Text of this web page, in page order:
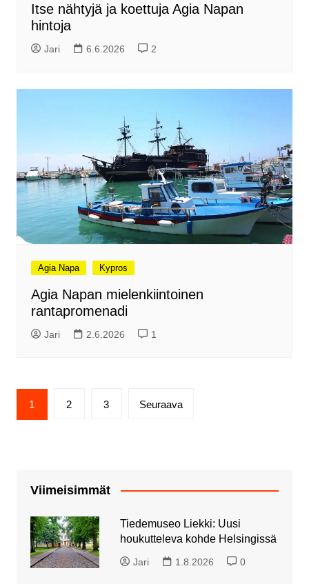
Itse nähtyjä ja koettuja Agia Napan
hintoja
Jari 6.6.2026 2
Agia Napa Kypros
Agia Napan mielenkiintoinen
rantapromenadi
Jari 2.6.2026 1
Artikkelien
sivutus
1 2 3 Seuraava
Viimeisimmät
Tiedemuseo Liekki: Uusi
houkutteleva kohde Helsingissä
Jari 1.8.2026 0